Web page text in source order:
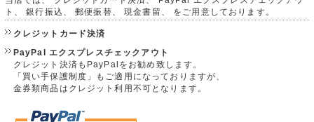
ト、 銀行振込、 郵便振替、 現金書留、 をご用意しております。
クレジットカード決済
PayPal エクスプレスチェックアウト
クレジット決済もPayPalをお勧め致します。
「買い手保護制度」もご適用になっておりますが、
金券類商品はクレジット利用不可となります。